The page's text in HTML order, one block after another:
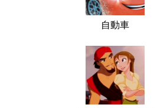
自動車